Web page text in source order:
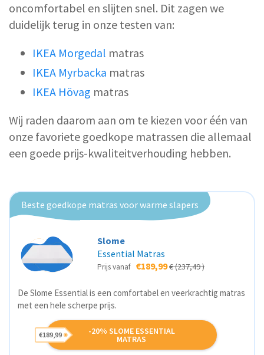
oncomfortabel en slijten snel. Dit zagen we
duidelijk terug in onze testen van:
IKEA Morgedal matras
IKEA Myrbacka matras
IKEA Hövag matras
Wij raden daarom aan om te kiezen voor één van
onze favoriete goedkope matrassen die allemaal
een goede prijs-kwaliteitverhouding hebben.
Beste goedkope matras voor warme slapers
Slome
Essential Matras
Prijs vanaf €189,99€ (237,49 )
De Slome Essential is een comfortabel en veerkrachtig matras
met een hele scherpe prijs.
-20% SLOME ESSENTIAL
MATRAS
€189,99